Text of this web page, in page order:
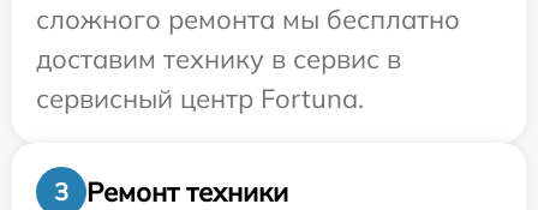
сложного ремонта мы бесплатно
доставим технику в сервис в
сервисный центр Fortuna.
3
Ремонт техники